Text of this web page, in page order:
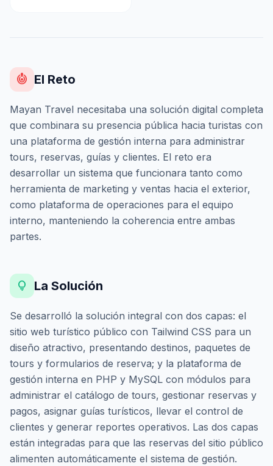
crisis_alert El Reto
Mayan Travel necesitaba una solución digital completa
que combinara su presencia pública hacia turistas con
una plataforma de gestión interna para administrar
tours, reservas, guías y clientes. El reto era
desarrollar un sistema que funcionara tanto como
herramienta de marketing y ventas hacia el exterior,
como plataforma de operaciones para el equipo
interno, manteniendo la coherencia entre ambas
partes.
lightbulb La Solución
Se desarrolló la solución integral con dos capas: el
sitio web turístico público con Tailwind CSS para un
diseño atractivo, presentando destinos, paquetes de
tours y formularios de reserva; y la plataforma de
gestión interna en PHP y MySQL con módulos para
administrar el catálogo de tours, gestionar reservas y
pagos, asignar guías turísticos, llevar el control de
clientes y generar reportes operativos. Las dos capas
están integradas para que las reservas del sitio público
alimenten automáticamente el sistema de gestión.